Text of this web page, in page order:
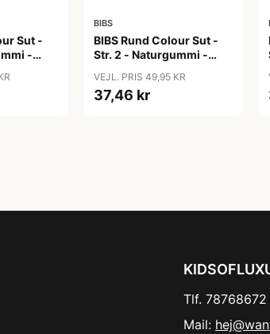
Sut -
-
BIBS
BIBS Rund Colour Sut -
Str. 2 - Naturgummi -
Pink/Coral
VEJL. PRIS 49,95 KR
37,46 kr
Tlf. 78768672
Mail: